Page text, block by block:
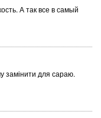
А так все в самый
замінити для сараю.